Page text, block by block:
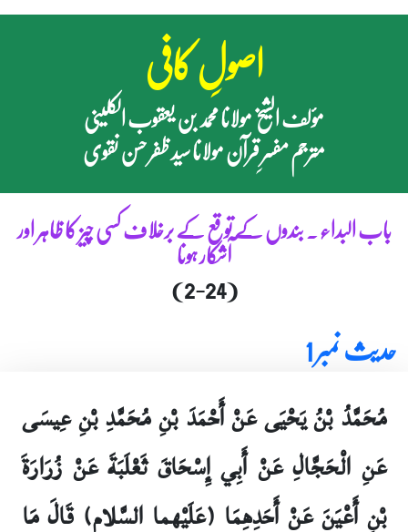
اصولِ کافی
مؤلف الشیخ مولانا محمد بن یعقوب الکلینی
مترجم مفسرِ قرآن مولانا سید ظفر حسن نقوی
باب البداء ۔ بندوں کے توقع کے برخلاف کسی چیز کا ظاہر اور
آشکار ہونا
(2-24)
حدیث نمبر 1
مُحَمَّدُ بْنُ يَحْيَى عَنْ أَحْمَدَ بْنِ مُحَمَّدِ بْنِ عِيسَى
عَنِ الْحَجَّالِ عَنْ أَبِي إِسْحَاقَ ثَعْلَبَةَ عَنْ زُرَارَةَ
بْنِ أَعْيَنَ عَنْ أَحَدِهِمَا (عَلَيْهما السَّلام) قَالَ مَا